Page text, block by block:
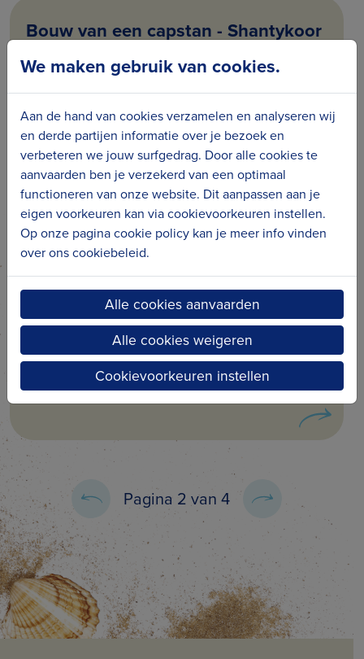
Bouw van een capstan - Shantykoor
Digitalisering archief - Rollerclub De
Zwaantjes
Jubileumboek - Vriendenkring
Stadsgidsen Blankenberge
Pagina 2 van 4
We maken gebruik van cookies.
Aan de hand van cookies verzamelen en analyseren wij
en derde partijen informatie over je bezoek en
verbeteren we jouw surfgedrag. Door alle cookies te
aanvaarden ben je verzekerd van een optimaal
functioneren van onze website. Dit aanpassen aan je
eigen voorkeuren kan via cookievoorkeuren instellen.
Op onze pagina cookie policy kan je meer info vinden
over ons cookiebeleid.
Alle cookies aanvaarden
Alle cookies weigeren
Cookievoorkeuren instellen